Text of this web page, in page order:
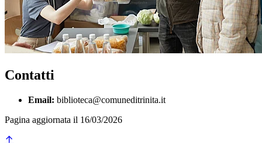
Contatti
Email: biblioteca@comuneditrinita.it
Pagina aggiornata il 16/03/2026